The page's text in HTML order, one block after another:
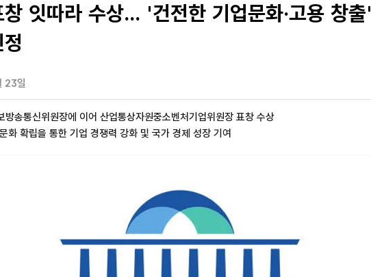
잇따라 수상... '건전한 기업문화·고용 창출'
23일
방송통신위원장에 이어 산업통상자원중소벤처기업위원장 표창 수상
화 확립을 통한 기업 경쟁력 강화 및 국가 경제 성장 기여